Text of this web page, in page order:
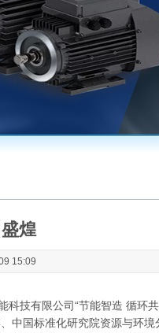
煌
15:09
科技有限公司“节能智造 循环
中国标准化研究院资源与环境